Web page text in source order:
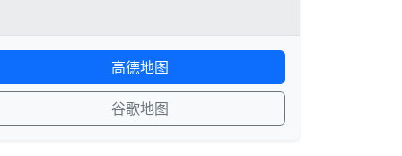
高德地图
谷歌地图